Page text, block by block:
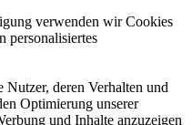
verwenden wir Cookies
personalisiertes
Nutzer, deren Verhalten und
Optimierung unserer
und Inhalte anzuzeigen